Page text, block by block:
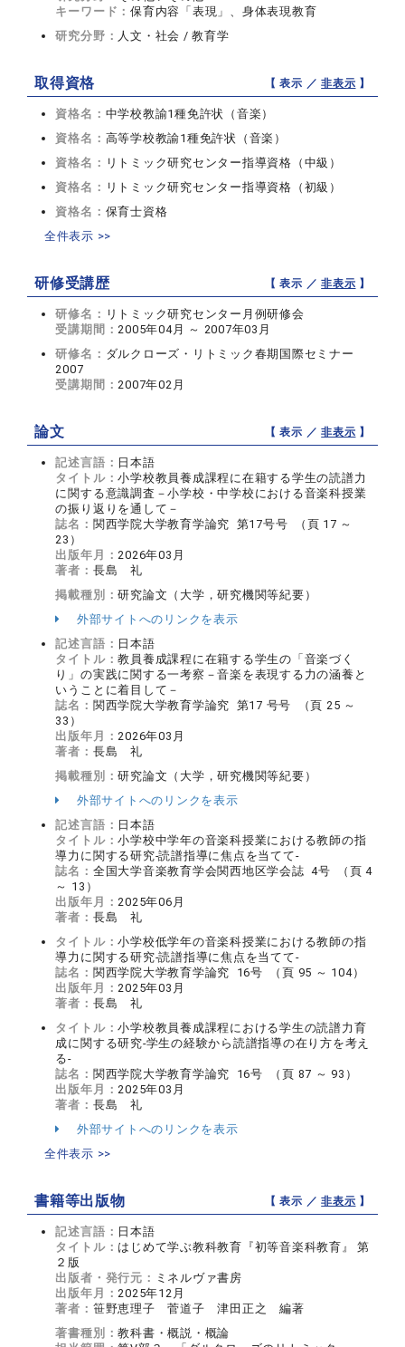
キーワード：保育内容「表現」、身体表現教育
研究分野： 人文・社会 / 教育学
取得資格 【 表示 ／非表示 】
資格名： 中学校教諭1種免許状（音楽）
資格名： 高等学校教諭1種免許状（音楽）
資格名： リトミック研究センター指導資格（中級）
資格名： リトミック研究センター指導資格（初級）
資格名： 保育士資格
全件表示 >>
研修受講歴 【 表示 ／非表示 】
研修名： リトミック研究センター月例研修会
受講期間： 2005年04月 ～ 2007年03月
研修名： ダルクローズ・リトミック春期国際セミナー
2007
受講期間： 2007年02月
論文 【 表示 ／非表示 】
記述言語： 日本語
タイトル：小学校教員養成課程に在籍する学生の読譜力
に関する意識調査－小学校・中学校における音楽科授業
の振り返りを通して－
誌名： 関西学院大学教育学論究 第17号号 （頁 17 ～
23）
出版年月： 2026年03月
著者： 長島 礼
掲載種別：研究論文（大学，研究機関等紀要）
外部サイトへのリンクを表示
記述言語： 日本語
タイトル：教員養成課程に在籍する学生の「音楽づく
り」の実践に関する一考察－音楽を表現する力の涵養と
いうことに着目して－
誌名： 関西学院大学教育学論究 第17 号号 （頁 25 ～
33）
出版年月： 2026年03月
著者： 長島 礼
掲載種別：研究論文（大学，研究機関等紀要）
外部サイトへのリンクを表示
記述言語： 日本語
タイトル：小学校中学年の音楽科授業における教師の指
導力に関する研究-読譜指導に焦点を当てて‐
誌名： 全国大学音楽教育学会関西地区学会誌 4号 （頁 4
～ 13）
出版年月： 2025年06月
著者： 長島 礼
タイトル：小学校低学年の音楽科授業における教師の指
導力に関する研究-読譜指導に焦点を当てて‐
誌名： 関西学院大学教育学論究 16号 （頁 95 ～ 104）
出版年月： 2025年03月
著者： 長島 礼
タイトル：小学校教員養成課程における学生の読譜力育
成に関する研究-学生の経験から読譜指導の在り方を考え
る‐
誌名： 関西学院大学教育学論究 16号 （頁 87 ～ 93）
出版年月： 2025年03月
著者： 長島 礼
外部サイトへのリンクを表示
全件表示 >>
書籍等出版物 【 表示 ／非表示 】
記述言語： 日本語
タイトル： はじめて学ぶ教科教育『初等音楽科教育』 第
２版
出版者・発行元： ミネルヴァ書房
出版年月： 2025年12月
著者： 笹野恵理子 菅道子 津田正之 編著
著書種別：教科書・概説・概論